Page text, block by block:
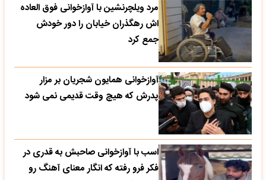
مرد ویلچرنشین با آوازخوانی فوق العاده
اش رهگذران خیابان را دور خودش
جمع کرد
آوازخوانی همایون شجریان بر مزار
پدرش که هیچ وقت قدیمی نمی شود
اسب با آوازخوانی صاحبش به قدری در
فکر فرو رفته که انگار معنای آهنگ رو